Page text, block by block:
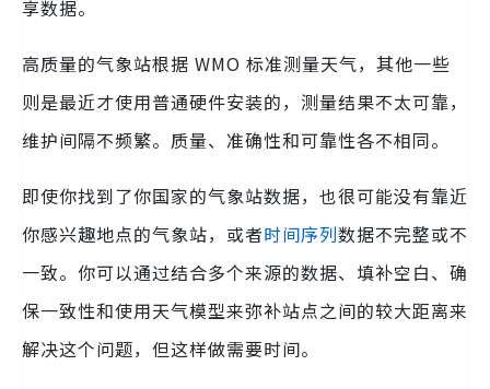
享数据。
高质量的气象站根据 WMO 标准测量天气，其他一些
则是最近才使用普通硬件安装的，测量结果不太可靠，
维护间隔不频繁。质量、准确性和可靠性各不相同。
即使你找到了你国家的气象站数据，也很可能没有靠近
你感兴趣地点的气象站，或者时间序列数据不完整或不
一致。你可以通过结合多个来源的数据、填补空白、确
保一致性和使用天气模型来弥补站点之间的较大距离来
解决这个问题，但这样做需要时间。